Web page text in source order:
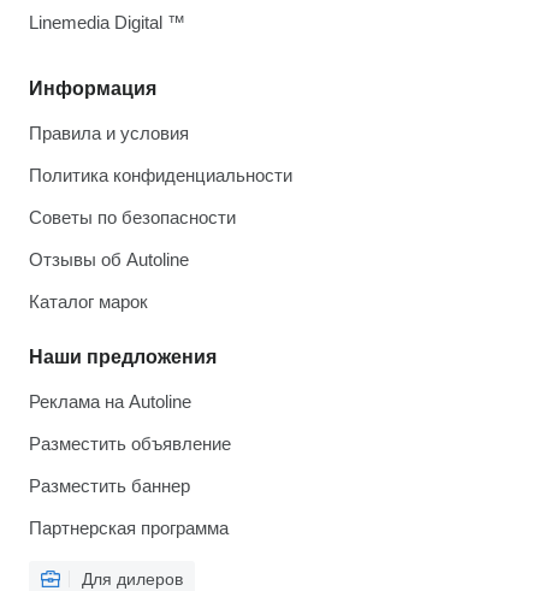
Информация
Правила и условия
Политика конфиденциальности
Советы по безопасности
Отзывы об Autoline
Каталог марок
Наши предложения
Реклама на Autoline
Разместить объявление
Разместить баннер
Партнерская программа
Для дилеров
Linemedia Digital ™